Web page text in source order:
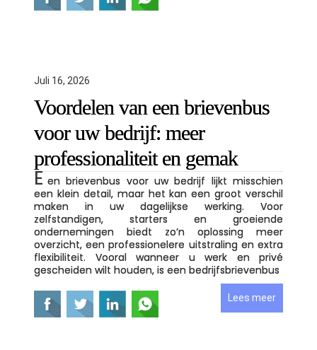
Juli 16, 2026
Voordelen van een brievenbus
voor uw bedrijf: meer
professionaliteit en gemak
E en brievenbus voor uw bedrijf lijkt misschien
een klein detail, maar het kan een groot verschil
maken in uw dagelijkse werking. Voor
zelfstandigen, starters en groeiende
ondernemingen biedt zo’n oplossing meer
overzicht, een professionelere uitstraling en extra
flexibiliteit. Vooral wanneer u werk en privé
gescheiden wilt houden, is een bedrijfsbrievenbus
Lees meer